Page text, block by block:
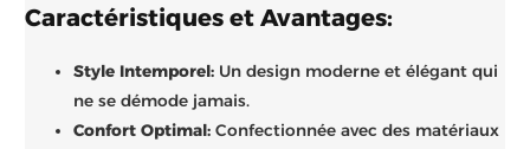
Caractéristiques et Avantages:
Style Intemporel: Un design moderne et élégant qui
ne se démode jamais.
Confort Optimal: Confectionnée avec des matériaux